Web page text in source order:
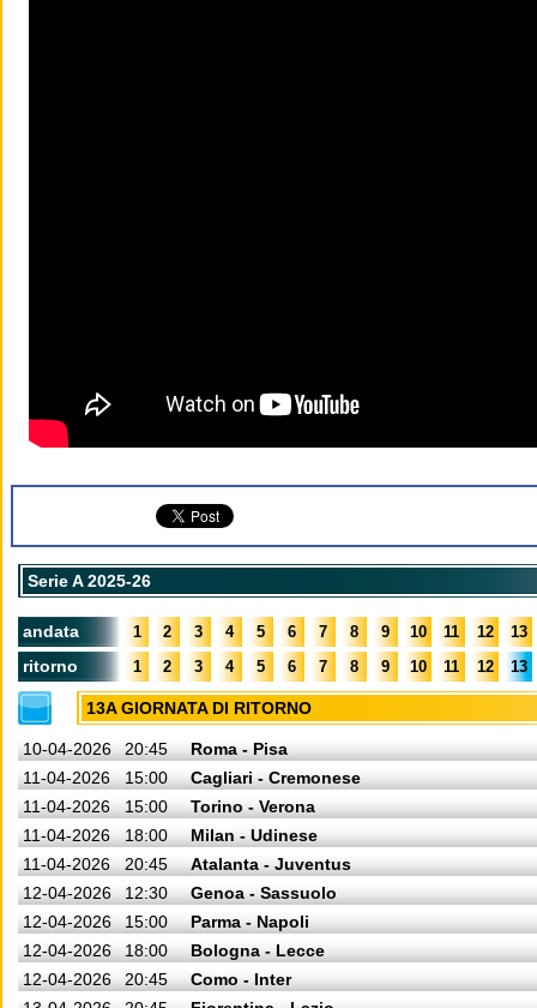
Serie A 2025-26
andata 1 2 3 4 5 6 7 8 9 10 11 12 13
ritorno 1 2 3 4 5 6 7 8 9 10 11 12 13
13A GIORNATA DI RITORNO
10-04-2026 20:45
Roma - Pisa
11-04-2026
15:00
Cagliari - Cremonese
11-04-2026
15:00
Torino - Verona
11-04-2026
18:00
Milan - Udinese
11-04-2026
20:45
Atalanta - Juventus
12-04-2026
12:30
Genoa - Sassuolo
12-04-2026
15:00
Parma - Napoli
12-04-2026
18:00
Bologna - Lecce
12-04-2026
20:45
Como - Inter